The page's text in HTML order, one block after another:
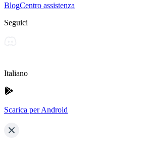
BlogCentro assistenza
Seguici
Italiano
Scarica per Android